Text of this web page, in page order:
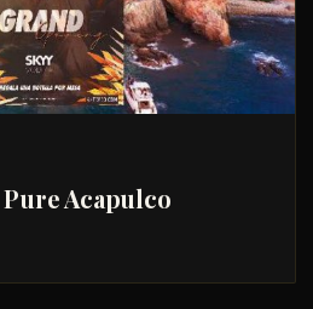
Acapulco